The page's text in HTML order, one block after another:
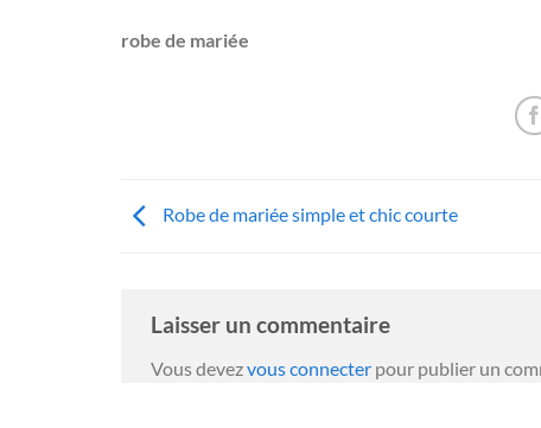
robe de mariée
Robe de mariée simple et chic courte
Laisser un commentaire
Vous devezvous connecter pour publier un